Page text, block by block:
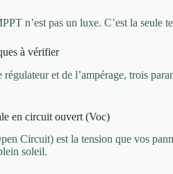
n’est pas un luxe. C’est la seule
à vérifier
et de l’ampérage, trois
en circuit ouvert (Voc)
Circuit) est la tension que vos
soleil.